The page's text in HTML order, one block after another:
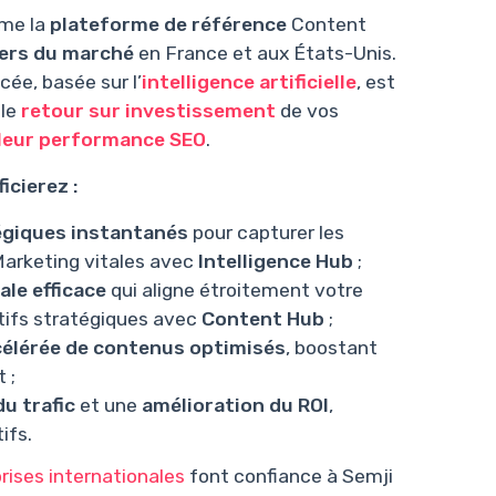
la plateforme de référenceContent
du marchéen France et aux États-Unis.
basée sur l’intelligence artificielle, est
retour sur investissement de vos
performance SEO.
:
instantanés pour capturer les
vitales avec Intelligence Hub ;
efficacequi aligne étroitement votre
stratégiques avec Content Hub ;
de contenus optimisés, boostant
;
traficet une amélioration du ROI,
internationales font confiance à Semji